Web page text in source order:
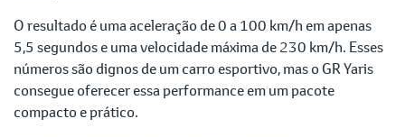
O resultado é uma aceleração de 0 a 100 km/h em apenas
5,5 segundos e uma velocidade máxima de 230 km/h. Esses
números são dignos de um carro esportivo, mas o GR Yaris
consegue oferecer essa performance em um pacote
compacto e prático.